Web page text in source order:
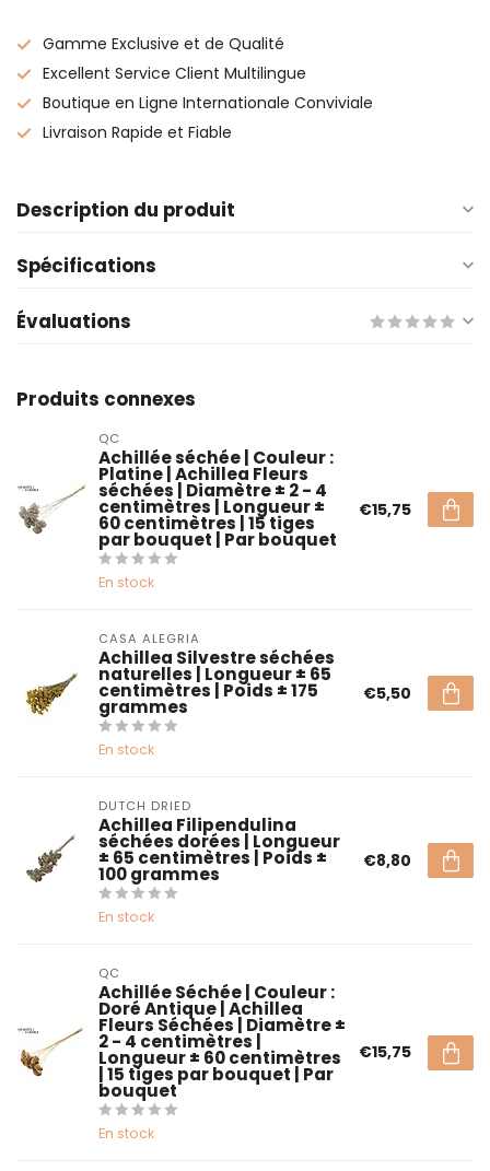
Gamme Exclusive et de Qualité
Excellent Service Client Multilingue
Boutique en Ligne Internationale Conviviale
Livraison Rapide et Fiable
Description du produit
Spécifications
Évaluations
Produits connexes
QC
Achillée séchée | Couleur :
Platine | Achillea Fleurs
séchées | Diamètre ± 2 - 4
centimètres | Longueur ±
60 centimètres | 15 tiges
par bouquet | Par bouquet
En stock
€15,75
CASA ALEGRIA
Achillea Silvestre séchées
naturelles | Longueur ± 65
centimètres | Poids ± 175
grammes
En stock
€5,50
DUTCH DRIED
Achillea Filipendulina
séchées dorées | Longueur
± 65 centimètres | Poids ±
100 grammes
En stock
€8,80
QC
Achillée Séchée | Couleur :
Doré Antique | Achillea
Fleurs Séchées | Diamètre ±
2 - 4 centimètres |
Longueur ± 60 centimètres
| 15 tiges par bouquet | Par
bouquet
En stock
€15,75